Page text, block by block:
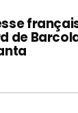
de